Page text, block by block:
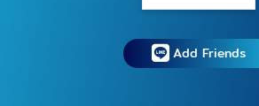
Add Friends